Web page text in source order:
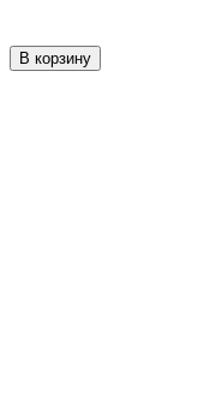
В корзину